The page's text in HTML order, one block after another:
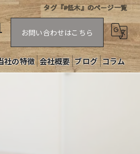
タグ『#低木』のページ一覧
お問い合わせはこちら
社の特徴 会社概要 ブログ コラム